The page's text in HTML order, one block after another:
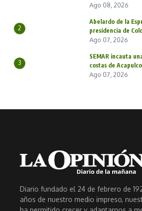
Ago 08, 2026
2
Abelardo de la
presidencia de
Ago 07, 2026
3
SEMAR incauta
costas de Acapulco
Ago 07, 2026
Diario fundado el 24 de febrero de
años de nuestro medio impreso,